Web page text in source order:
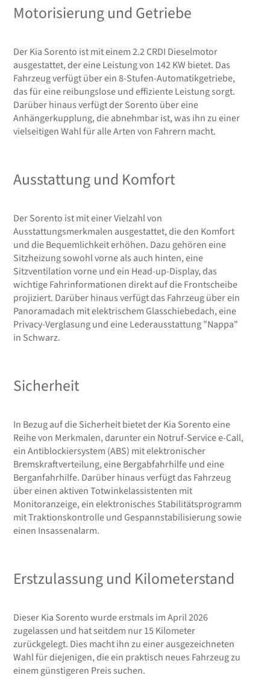
Motorisierung und Getriebe
Der Kia Sorento ist mit einem 2.2 CRDI Dieselmotor
ausgestattet, der eine Leistung von 142 KW bietet. Das
Fahrzeug verfügt über ein 8-Stufen-Automatikgetriebe,
das für eine reibungslose und effiziente Leistung sorgt.
Darüber hinaus verfügt der Sorento über eine
Anhängerkupplung, die abnehmbar ist, was ihn zu einer
vielseitigen Wahl für alle Arten von Fahrern macht.
Ausstattung und Komfort
Der Sorento ist mit einer Vielzahl von
Ausstattungsmerkmalen ausgestattet, die den Komfort
und die Bequemlichkeit erhöhen. Dazu gehören eine
Sitzheizung sowohl vorne als auch hinten, eine
Sitzventilation vorne und ein Head-up-Display, das
wichtige Fahrinformationen direkt auf die Frontscheibe
projiziert. Darüber hinaus verfügt das Fahrzeug über ein
Panoramadach mit elektrischem Glasschiebedach, eine
Privacy-Verglasung und eine Lederausstattung "Nappa"
in Schwarz.
Sicherheit
In Bezug auf die Sicherheit bietet der Kia Sorento eine
Reihe von Merkmalen, darunter ein Notruf-Service e-Call,
ein Antiblockiersystem (ABS) mit elektronischer
Bremskraftverteilung, eine Bergabfahrhilfe und eine
Berganfahrhilfe. Darüber hinaus verfügt das Fahrzeug
über einen aktiven Totwinkelassistenten mit
Monitoranzeige, ein elektronisches Stabilitätsprogramm
mit Traktionskontrolle und Gespannstabilisierung sowie
einen Insassenalarm.
Erstzulassung und Kilometerstand
Dieser Kia Sorento wurde erstmals im April 2026
zugelassen und hat seitdem nur 15 Kilometer
zurückgelegt. Dies macht ihn zu einer ausgezeichneten
Wahl für diejenigen, die ein praktisch neues Fahrzeug zu
einem günstigeren Preis suchen.